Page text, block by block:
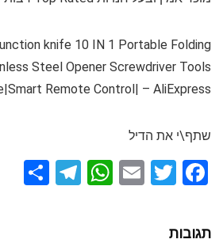
knife 10 IN 1 Portable Folding
Steel Opener Screwdriver Tools
Remote Control| – AliExpress
שתף\י את הדיל
F
ce
T
E
W
T
תגובות